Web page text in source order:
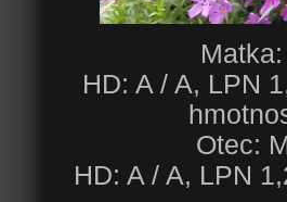
HD: A / A, LPN
Otec:
HD: A / A, LPN